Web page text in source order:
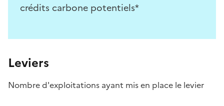
crédits carbone potentiels*
Leviers
Nombre d'exploitations ayant mis en place le levier